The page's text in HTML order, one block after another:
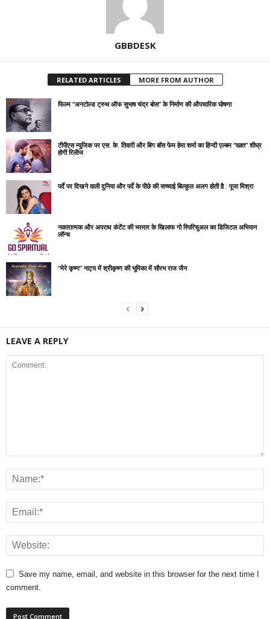
GBBDESK
RELATED ARTICLES MORE FROM AUTHOR
फिल्म “अनटोल्ड ट्रुथ ऑफ सुभाष चंद्र बोस” के निर्माण की औपचारिक घोषणा
टीपीएस म्यूजिक पर एस. के. तिवारी और बिग बॉस फेम हेमा शर्मा का हिन्दी एल्बम “वक़्त” शीघ्र
होगी रिलीज
पर्दे पर दिखने वाली दुनिया और पर्दे के पीछे की सच्चाई बिल्कुल अलग होती है : पूजा मिश्रा
नकारात्मक और अपराध कंटेंट की भरमार के खिलाफ गो स्पिरिचुअल का डिजिटल अभियान
लॉन्च
“मेरे कृष्ण” नाट्य में श्रीकृष्ण की भूमिका में सौरभ राज जैन
LEAVE A REPLY
Save my name, email, and website in this browser for the next time I
comment.